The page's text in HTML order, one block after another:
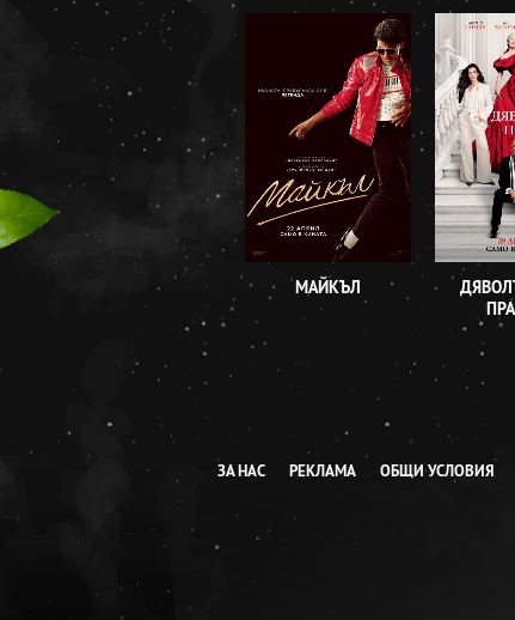
МАЙКЪЛ
ЗА НАС РЕКЛАМА ОБЩИ УСЛОВИЯ